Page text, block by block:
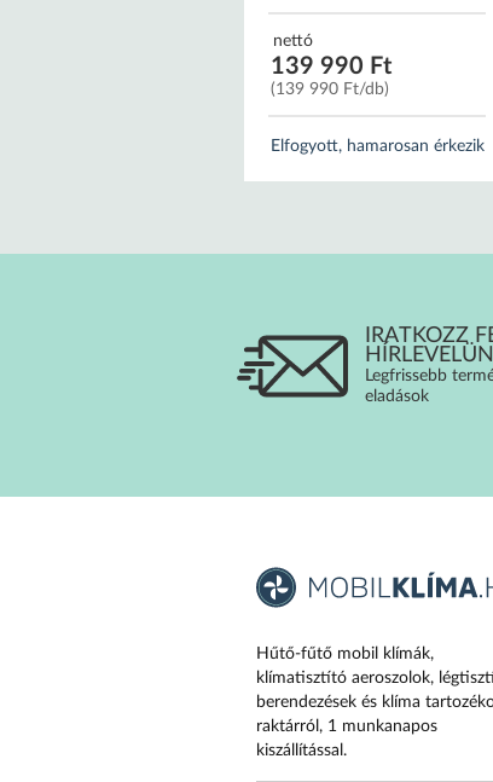
nettó
139 990 Ft
(139 990 Ft/db)
Elfogyott, hamarosan érkezik
IRATKOZZ
Legfrissebb
eladások
Hűtő-fűtő mobil klímák,
klímatisztító aeroszolok,
berendezések és klíma
raktárról, 1 munkanapos
kiszállítással.